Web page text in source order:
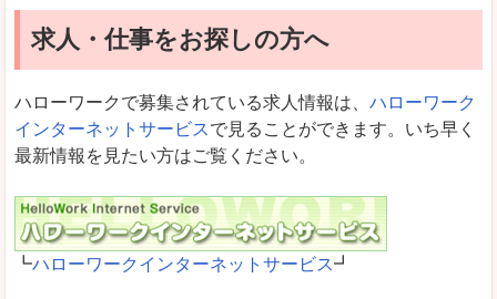
求人・仕事をお探しの方へ
ハローワークで募集されている求人情報は、 ハローワーク
インターネットサービスで見ることができます。いち早く
最新情報を見たい方はご覧ください。
┗ハローワークインターネットサービス┛